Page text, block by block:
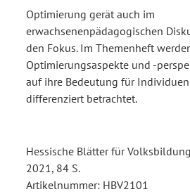
Optimierung gerät auch im
erwachsenenpädagogischen
den Fokus. Im Themenheft
Optimierungsaspekte und -
auf ihre Bedeutung für
differenziert betrachtet.
Hessische Blätter für
2021, 84 S.
Artikelnummer: HBV2101